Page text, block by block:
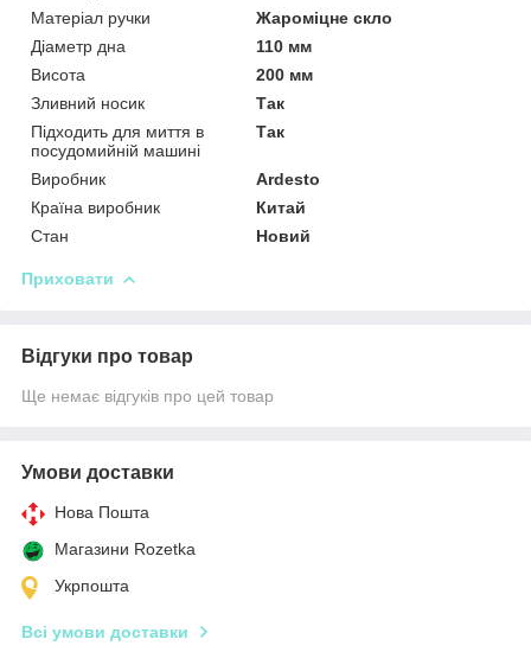
Матеріал ручки
Жароміцне скло
Діаметр дна
110 мм
Висота
200 мм
Зливний носик
Так
Підходить для миття в
посудомийній машині
Так
Виробник
Ardesto
Країна виробник
Китай
Стан
Новий
Приховати
Відгуки про товар
Ще немає відгуків про цей товар
Умови доставки
Нова Пошта
Магазини Rozetka
Укрпошта
Всі умови доставки